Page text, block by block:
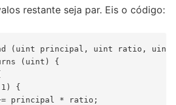
restante seja par. Eis o código:
(uint principal, uint ratio, uint
(uint) {
{
principal * ratio;